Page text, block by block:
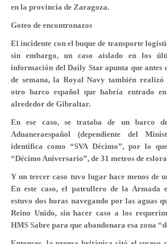
en la provincia de Zaragoza.
Goteo de encontronazos
El incidente con el buque de transporte
sin embargo, un caso aislado en los
información del Daily Star apunta que antes
de semana, la Royal Navy también
otro barco español que habría entrado
alrededor de Gibraltar.
En ese caso, se trataba de un barco
Aduaneraespañol (dependiente del
identifica como “SVA Décimo”, por lo
“Décimo Aniversario”, de 31 metros de
Y un tercer caso tuvo lugar hace menos de
En este caso, el patrullero de la Armada
estuvo dos horas navegando por las aguas
Reino Unido, sin hacer caso a los
HMS Sabre para que abandonara esa zona